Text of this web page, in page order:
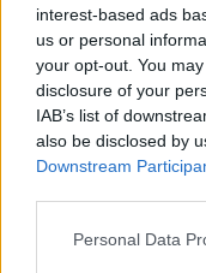
interest-based ads
us or personal
your opt-out. You
disclosure of your
IAB’s list of
also be disclosed by
Downstream
Please note that this
Personal Data